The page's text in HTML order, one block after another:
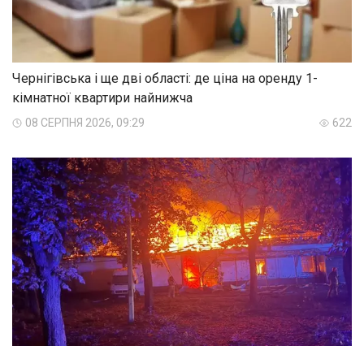
Чернігівська і ще дві області: де ціна на оренду 1-
кімнатної квартири найнижча
08 СЕРПНЯ 2026, 09:29 622